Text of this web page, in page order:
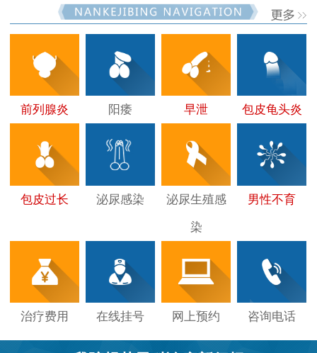
前列腺炎 阳痿 早泄 包皮龟头炎
包皮过长 泌尿感染 泌尿生殖感
染
男性不育
治疗费用 在线挂号 网上预约 咨询电话